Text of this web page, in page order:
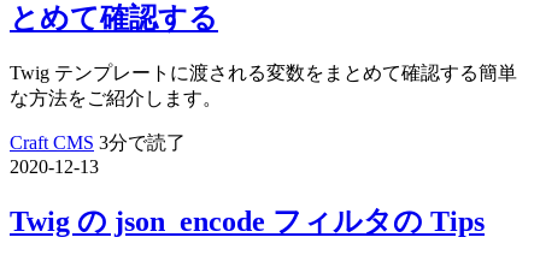
とめて確認する
Twig テンプレートに渡される変数をまとめて確認する簡単
な方法をご紹介します。
Craft CMS 3分で読了
2020-12-13
Twig の json_encode フィルタの Tips